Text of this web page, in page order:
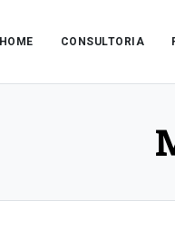
HOME CONSULTORIA